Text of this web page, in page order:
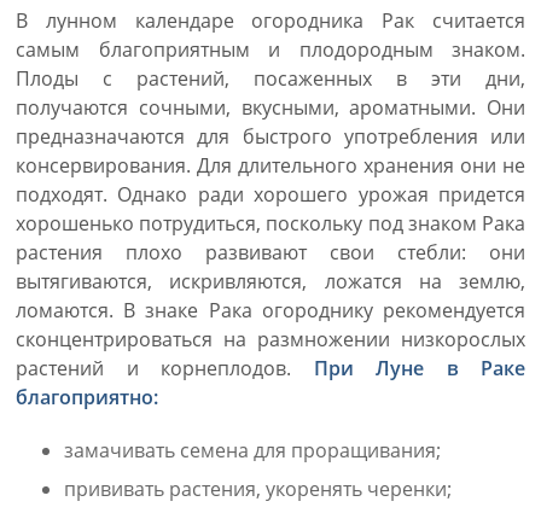
В лунном календаре огородника Рак считается
самым благоприятным и плодородным знаком.
Плоды с растений, посаженных в эти дни,
получаются сочными, вкусными, ароматными. Они
предназначаются для быстрого употребления или
консервирования. Для длительного хранения они не
подходят. Однако ради хорошего урожая придется
хорошенько потрудиться, поскольку под знаком Рака
растения плохо развивают свои стебли: они
вытягиваются, искривляются, ложатся на землю,
ломаются. В знаке Рака огороднику рекомендуется
сконцентрироваться на размножении низкорослых
растений и корнеплодов. При Луне в Раке
благоприятно:
замачивать семена для проращивания;
прививать растения, укоренять черенки;